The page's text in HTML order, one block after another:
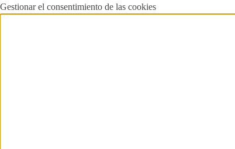
Gestionar el consentimiento de las cookies